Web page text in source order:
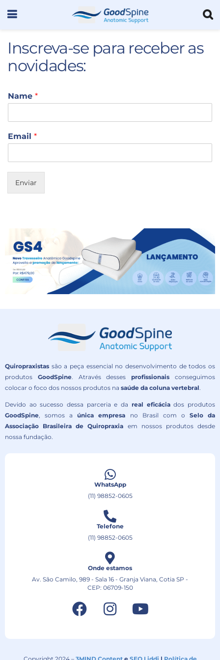
Inscreva-se para receber as
novidades:
Name *
Email *
Enviar
Quiropraxistas são a peça essencial no desenvolvimento de todos os
produtos GoodSpine. Através dessesprofissionais conseguimos
colocar o foco dos nossos produtos na saúde da coluna vertebral.
Devido ao sucesso dessa parceria e da real eficáciados produtos
GoodSpine, somos aúnica empresa no Brasil com o Selo da
Associação Brasileira de Quiropraxia em nossos produtos desde
nossa fundação.
WhatsApp
(11) 98852-0605
Telefone
(11) 98852-0605
Onde estamos
Av. São Camilo, 989 - Sala 16 - Granja Viana, Cotia SP -
CEP: 06709-150